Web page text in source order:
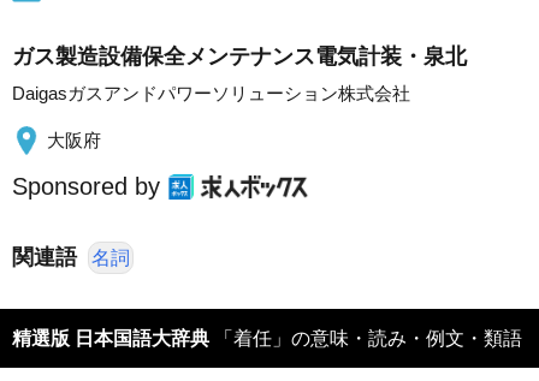
ガス製造設備保全メンテナンス電気計装・泉北
Daigasガスアンドパワーソリューション株式会社
大阪府
Sponsored by
関連語 名詞
精選版 日本国語大辞典 「着任」の意味・読み・例文・類語